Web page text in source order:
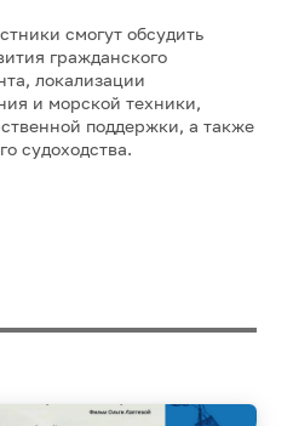
смогут обсудить
гражданского
локализации
и морской техники,
поддержки, а также
судоходства.